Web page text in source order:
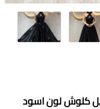
كلوش لون اسود